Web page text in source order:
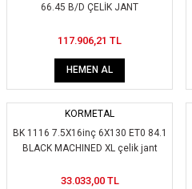
Çelik Jantlar
66.45 B/D ÇELİK JANT
117.906,21 TL
HEMEN AL
KORMETAL
BK 1116 7.5X16inç 6X130 ET0 84.1
BLACK MACHINED XL çelik jant
33.033,00 TL